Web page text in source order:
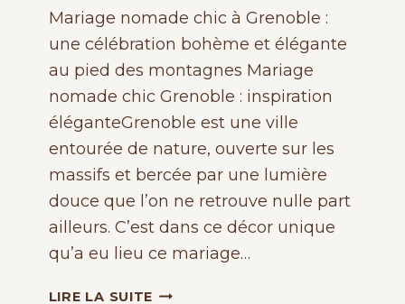
Mariage nomade chic à Grenoble :
une célébration bohème et élégante
au pied des montagnes Mariage
nomade chic Grenoble : inspiration
éléganteGrenoble est une ville
entourée de nature, ouverte sur les
massifs et bercée par une lumière
douce que l’on ne retrouve nulle part
ailleurs. C’est dans ce décor unique
qu’a eu lieu ce mariage…
LIRE LA SUITE MARIAGE